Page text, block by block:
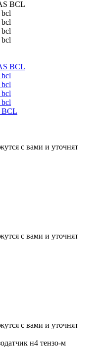
BCL
с вами и уточнят
с вами и уточнят
с вами и уточнят